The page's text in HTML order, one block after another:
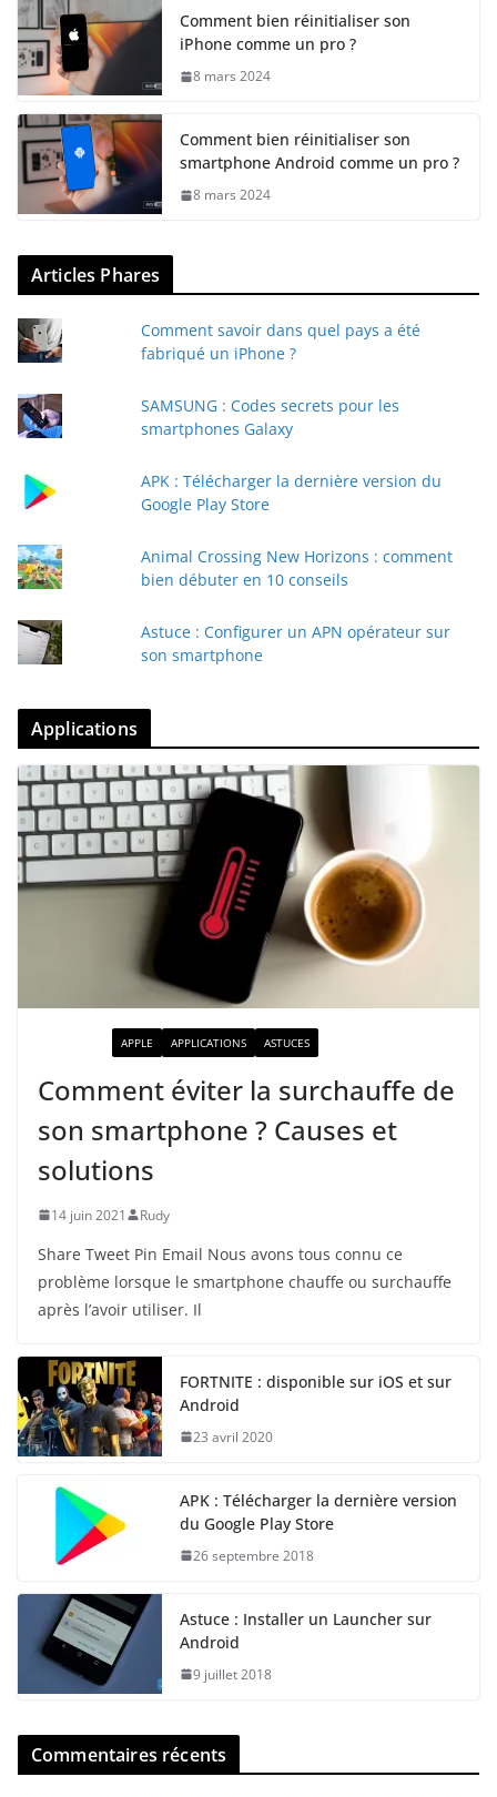
Comment bien réinitialiser son
iPhone comme un pro ?
8 mars 2024
Comment bien réinitialiser son
smartphone Android comme un pro ?
8 mars 2024
Articles Phares
Comment savoir dans quel pays a été
fabriqué un iPhone ?
SAMSUNG : Codes secrets pour les
smartphones Galaxy
APK : Télécharger la dernière version du
Google Play Store
Animal Crossing New Horizons : comment
bien débuter en 10 conseils
Astuce : Configurer un APN opérateur sur
son smartphone
Applications
APPLE APPLICATIONS ASTUCES
Comment éviter la surchauffe de
son smartphone ? Causes et
solutions
14 juin 2021 Rudy
Share Tweet Pin Email Nous avons tous connu ce
problème lorsque le smartphone chauffe ou surchauffe
après l’avoir utiliser. Il
FORTNITE : disponible sur iOS et sur
Android
23 avril 2020
APK : Télécharger la dernière version
du Google Play Store
26 septembre 2018
Astuce : Installer un Launcher sur
Android
9 juillet 2018
Commentaires récents